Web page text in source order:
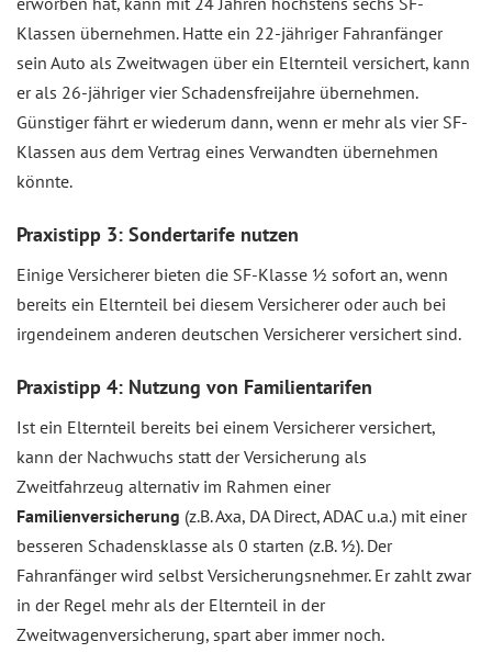
Klassen übernehmen. Hatte ein 22-jähriger Fahranfänger
sein Auto als Zweitwagen über ein Elternteil versichert, kann
er als 26-jähriger vier Schadensfreijahre übernehmen.
Günstiger fährt er wiederum dann, wenn er mehr als vier SF-
Klassen aus dem Vertrag eines Verwandten übernehmen
könnte.
Praxistipp 3: Sondertarife nutzen
Einige Versicherer bieten die SF-Klasse ½ sofort an, wenn
bereits ein Elternteil bei diesem Versicherer oder auch bei
irgendeinem anderen deutschen Versicherer versichert sind.
Praxistipp 4: Nutzung von Familientarifen
Ist ein Elternteil bereits bei einem Versicherer versichert,
kann der Nachwuchs statt der Versicherung als
Zweitfahrzeug alternativ im Rahmen einer
Familienversicherung (z.B. Axa, DA Direct, ADAC u.a.) mit einer
besseren Schadensklasse als 0 starten (z.B. ½). Der
Fahranfänger wird selbst Versicherungsnehmer. Er zahlt zwar
in der Regel mehr als der Elternteil in der
Zweitwagenversicherung, spart aber immer noch.